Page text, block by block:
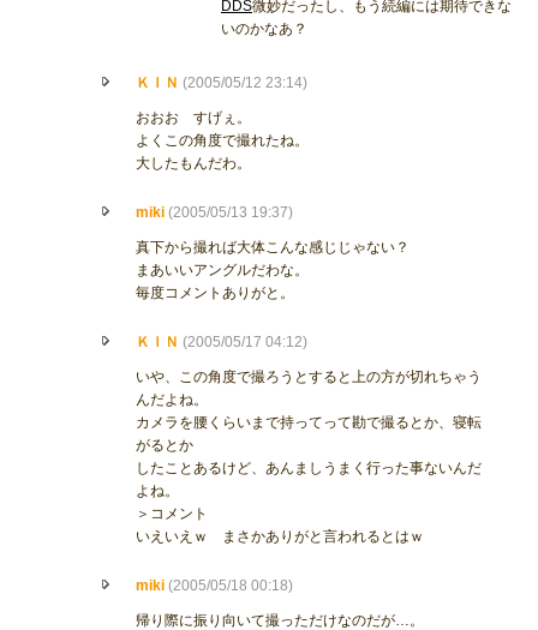
DDS微妙だったし、もう続編には期待できな
いのかなあ？
ＫＩＮ (2005/05/12 23:14)
おおお すげぇ。
よくこの角度で撮れたね。
大したもんだわ。
miki (2005/05/13 19:37)
真下から撮れば大体こんな感じじゃない？
まあいいアングルだわな。
毎度コメントありがと。
ＫＩＮ (2005/05/17 04:12)
いや、この角度で撮ろうとすると上の方が切れちゃう
んだよね。
カメラを腰くらいまで持ってって勘で撮るとか、寝転
がるとか
したことあるけど、あんましうまく行った事ないんだ
よね。
＞コメント
いえいえｗ まさかありがと言われるとはｗ
miki (2005/05/18 00:18)
帰り際に振り向いて撮っただけなのだが…。